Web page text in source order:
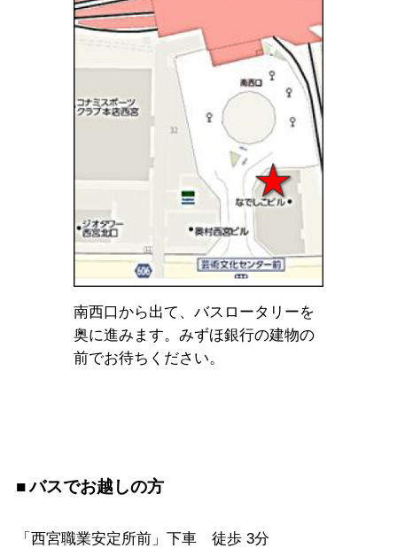
南西口から出て、バスロータリーを
奥に進みます。みずほ銀行の建物の
前でお待ちください。
バスでお越しの方
「西宮職業安定所前」下車 徒歩 3分